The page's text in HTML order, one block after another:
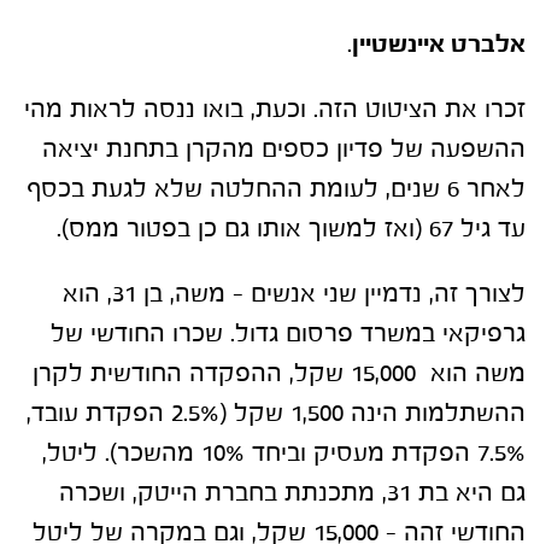
אלברט איינשטיין.
זכרו את הציטוט הזה. וכעת, בואו ננסה לראות מהי
ההשפעה של פדיון כספים מהקרן בתחנת יציאה
לאחר 6 שנים, לעומת ההחלטה שלא לגעת בכסף
עד גיל 67 (ואז למשוך אותו גם כן בפטור ממס).
לצורך זה, נדמיין שני אנשים – משה, בן 31, הוא
גרפיקאי במשרד פרסום גדול. שכרו החודשי של
משה הוא 15,000 שקל, ההפקדה החודשית לקרן
ההשתלמות הינה 1,500 שקל (2.5% הפקדת עובד,
7.5% הפקדת מעסיק וביחד 10% מהשכר). ליטל,
גם היא בת 31, מתכנתת בחברת הייטק, ושכרה
החודשי זהה – 15,000 שקל, וגם במקרה של ליטל